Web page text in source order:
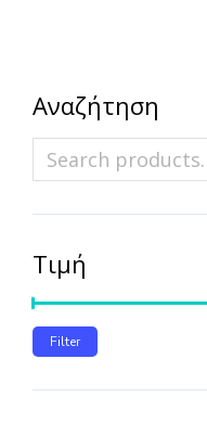
Αναζήτηση
Τιμή
Filter